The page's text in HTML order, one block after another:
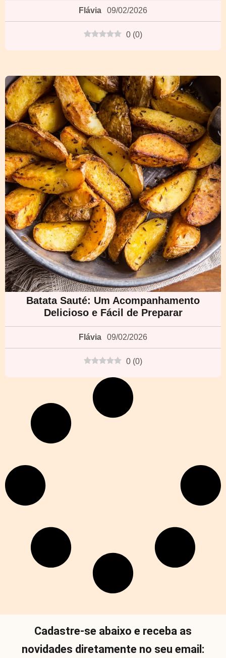
Flávia 09/02/2026
0 (0)
Batata Sauté: Um Acompanhamento
Delicioso e Fácil de Preparar
Flávia 09/02/2026
0 (0)
Cadastre-se abaixo e receba as
novidades diretamente no seu email: